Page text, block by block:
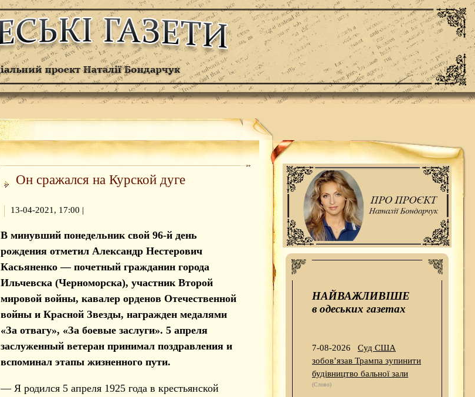
Он сражался на Курской дуге
13-04-2021, 17:00 |
В минувший понедельник свой 96-й день
рождения отметил Александр Нестерович
Касьяненко — почетный гражданин города
Ильчевска (Черноморска), участник Второй
мировой войны, кавалер орденов Отечественной
войны и Красной Звезды, награжден медалями
«За отвагу», «За боевые заслуги». 5 апреля
заслуженный ветеран принимал поздравления и
вспоминал этапы жизненного пути.
— Я родился 5 апреля 1925 года в крестьянской
НАЙВАЖЛИВІШЕ
в одеських газетах
7-08-2026
Суд США
зобов’язав Трампа зупинити
будівництво бальної зали
(Слово)